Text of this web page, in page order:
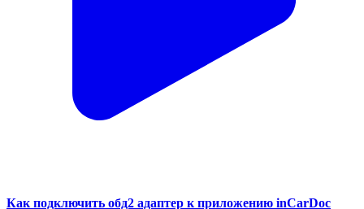
Как подключить обд2 адаптер к приложению inCarDoc